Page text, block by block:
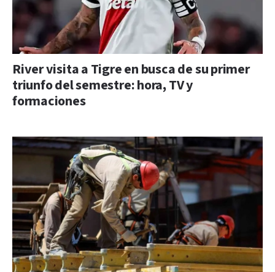
River visita a Tigre en busca de su primer
triunfo del semestre: hora, TV y
formaciones